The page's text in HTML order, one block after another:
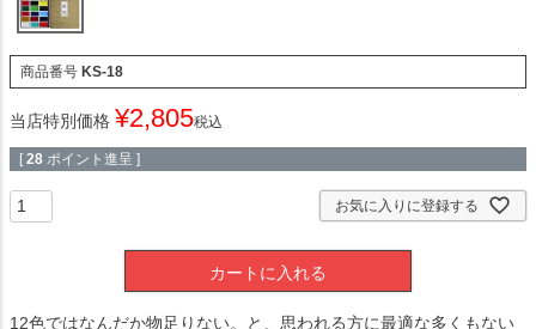
商品番号 KS-18
当店特別価格 ¥2,805税込
[ 28 ポイント進呈 ]
お気に入りに登録する
カートに入れる
12色ではなんだか物足りない。と、思われる方に最適な多くもない